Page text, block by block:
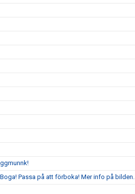
Passa på att förboka! Mer info på bilden.